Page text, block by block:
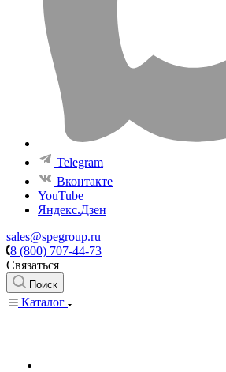
Telegram
Вконтакте
YouTube
Яндекс.Дзен
sales@spegroup.ru
8 (800) 707-44-73
Связаться
Поиск
Каталог